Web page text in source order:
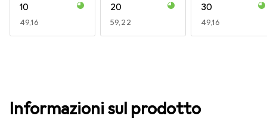
10
EUR
49,16
20
EUR
59,22
30
EUR
49,16
Informazioni sul prodotto